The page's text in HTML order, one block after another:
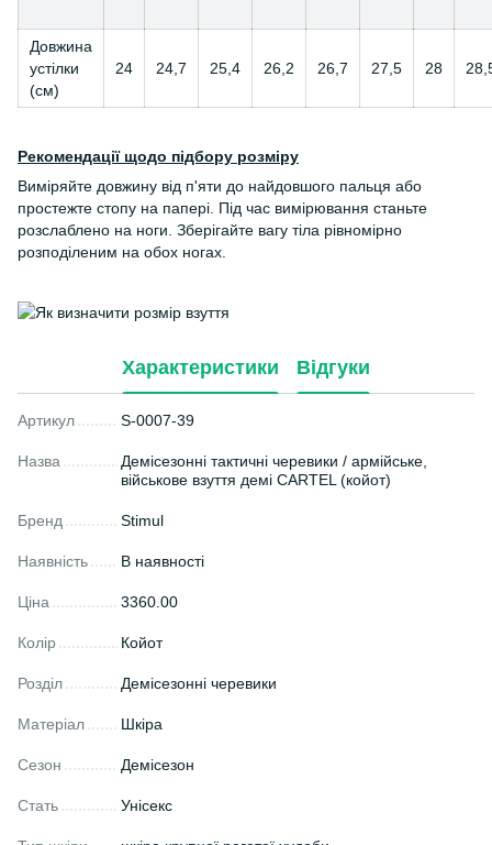
Довжина
устілки
(см)
24 24,7 25,4 26,2 26,7 27,5 28
Рекомендації щодо підбору розміру
Виміряйте довжину від п'яти до найдовшого пальця або
простежте стопу на папері. Під час вимірювання станьте
розслаблено на ноги. Зберігайте вагу тіла рівномірно
розподіленим на обох ногах.
Характеристики Відгуки
Артикул S-0007-39
Назва
Демісезонні тактичні черевики / армійське,
військове взуття демі CARTEL (койот)
Бренд Stimul
Наявність В наявності
Ціна 3360.00
Колір Койот
Розділ Демісезонні черевики
Матеріал Шкіра
Сезон Демісезон
Стать Унісекс